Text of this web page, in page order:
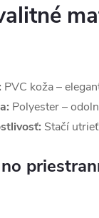
PVC koža –
Polyester –
Stačí